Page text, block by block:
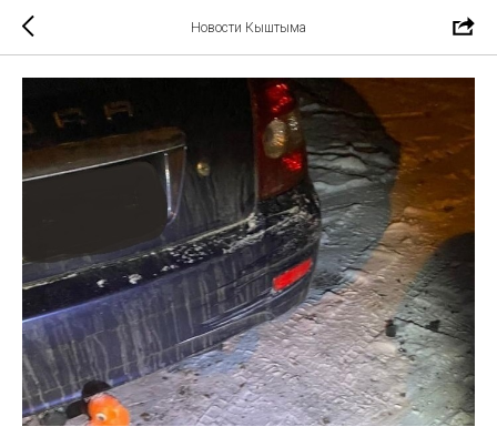
Новости Кыштыма